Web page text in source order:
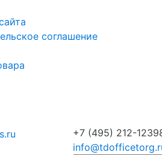
соглашение
+7 (495) 212-1239